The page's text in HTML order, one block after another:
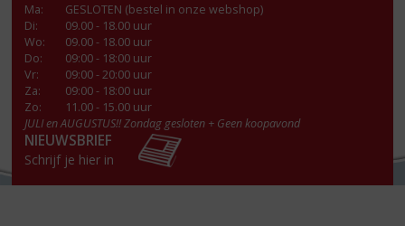
Ma:
GESLOTEN (bestel in onze webshop)
Di:
09.00 - 18.00 uur
Wo:
09.00 - 18.00 uur
Do:
09:00 - 18:00 uur
Vr:
09:00 - 20:00 uur
Za:
09:00 - 18:00 uur
Zo:
11.00 - 15.00 uur
JULI en AUGUSTUS!! Zondag gesloten + Geen koopavond
NIEUWSBRIEF
Schrijf je hier in